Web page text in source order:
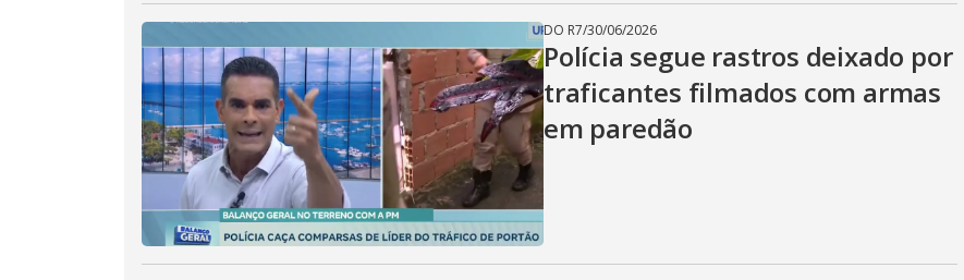
DO R7/30/06/2026
Polícia segue rastros deixado por
traficantes filmados com armas
em paredão